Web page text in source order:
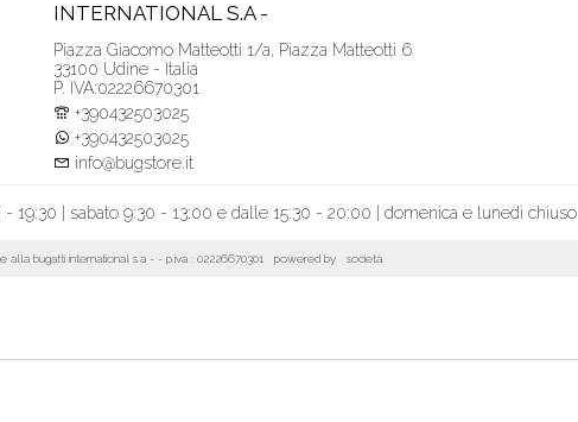
INTERNATIONAL S.A -
Piazza Giacomo Matteotti 1/a, Piazza Matteotti 6
33100 Udine - Italia
P. IVA:02226670301
+390432503025
+390432503025
info@bugstore.it
19:30 | sabato 9:30 - 13:00 e dalle 15:30 - 20:00 | domenica e lunedì chiuso
alla bugatti international s.a - - p.iva : 02226670301 powered by società